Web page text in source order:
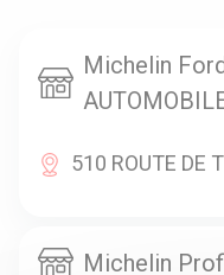
Michelin
510 ROUTE DE
Michelin